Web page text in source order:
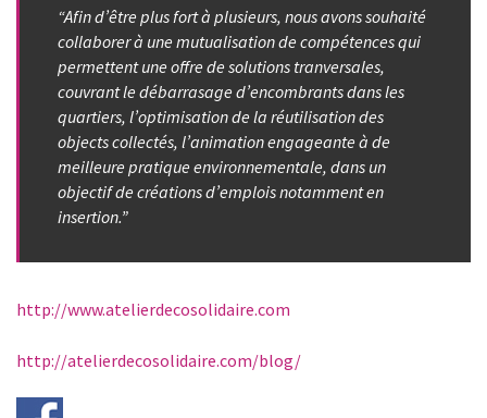
“Afin d’être plus fort à plusieurs, nous avons souhaité
collaborer à une mutualisation de compétences qui
permettent une offre de solutions tranversales,
couvrant le débarrasage d’encombrants dans les
quartiers, l’optimisation de la réutilisation des
objects collectés, l’animation engageante à de
meilleure pratique environnementale, dans un
objectif de créations d’emplois notamment en
insertion.”
http://www.atelierdecosolidaire.com
http://atelierdecosolidaire.com/blog/